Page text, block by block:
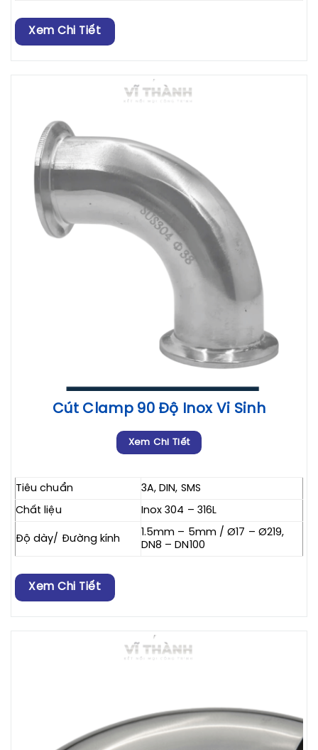
Xem Chi Tiết
Cút Clamp 90 Độ Inox Vi Sinh
Xem Chi Tiết
Tiêu chuẩn
3A, DIN, SMS
Chất liệu
Inox 304 – 316L
Độ dày/ Đường kính
1.5mm – 5mm / Ø17 – Ø219,
DN8 – DN100
Xem Chi Tiết